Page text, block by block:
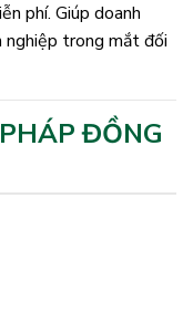
phí. Giúp doanh
nghiệp trong mắt đối
ĐỒNG